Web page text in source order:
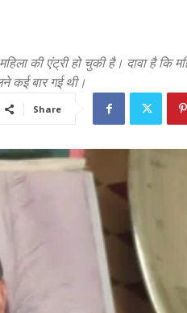
की एंट्री हो चुकी है। दावा है कि
कई बार गई थी।
Share